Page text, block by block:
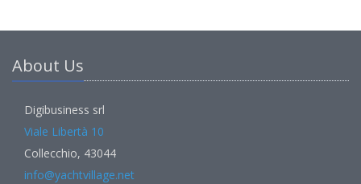
About Us
Digibusiness srl
Viale Libertà 10
Collecchio, 43044
info@yachtvillage.net